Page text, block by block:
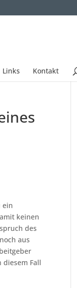
Links Kontakt
ein
keinen
des
aus
Fall